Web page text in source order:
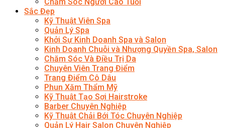
Chăm Sóc Người Cao Tuổi
Sắc Đẹp
Kỹ Thuật Viên Spa
Quản Lý Spa
Khởi Sự Kinh Doanh Spa và Salon
Kinh Doanh Chuỗi và Nhượng Quyền Spa, Salon
Chăm Sóc Và Điều Trị Da
Chuyên Viên Trang Điểm
Trang Điểm Cô Dâu
Phun Xăm Thẩm Mỹ
Kỹ Thuật Tạo Sợi Hairstroke
Barber Chuyên Nghiệp
Kỹ Thuật Chải Bới Tóc Chuyên Nghiệp
Quản Lý Hair Salon Chuyên Nghiệp